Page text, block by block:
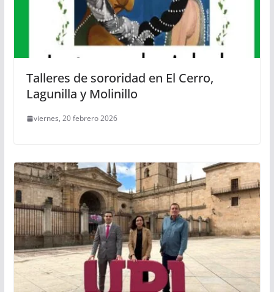
Talleres de sororidad en El Cerro,
Lagunilla y Molinillo
viernes, 20 febrero 2026